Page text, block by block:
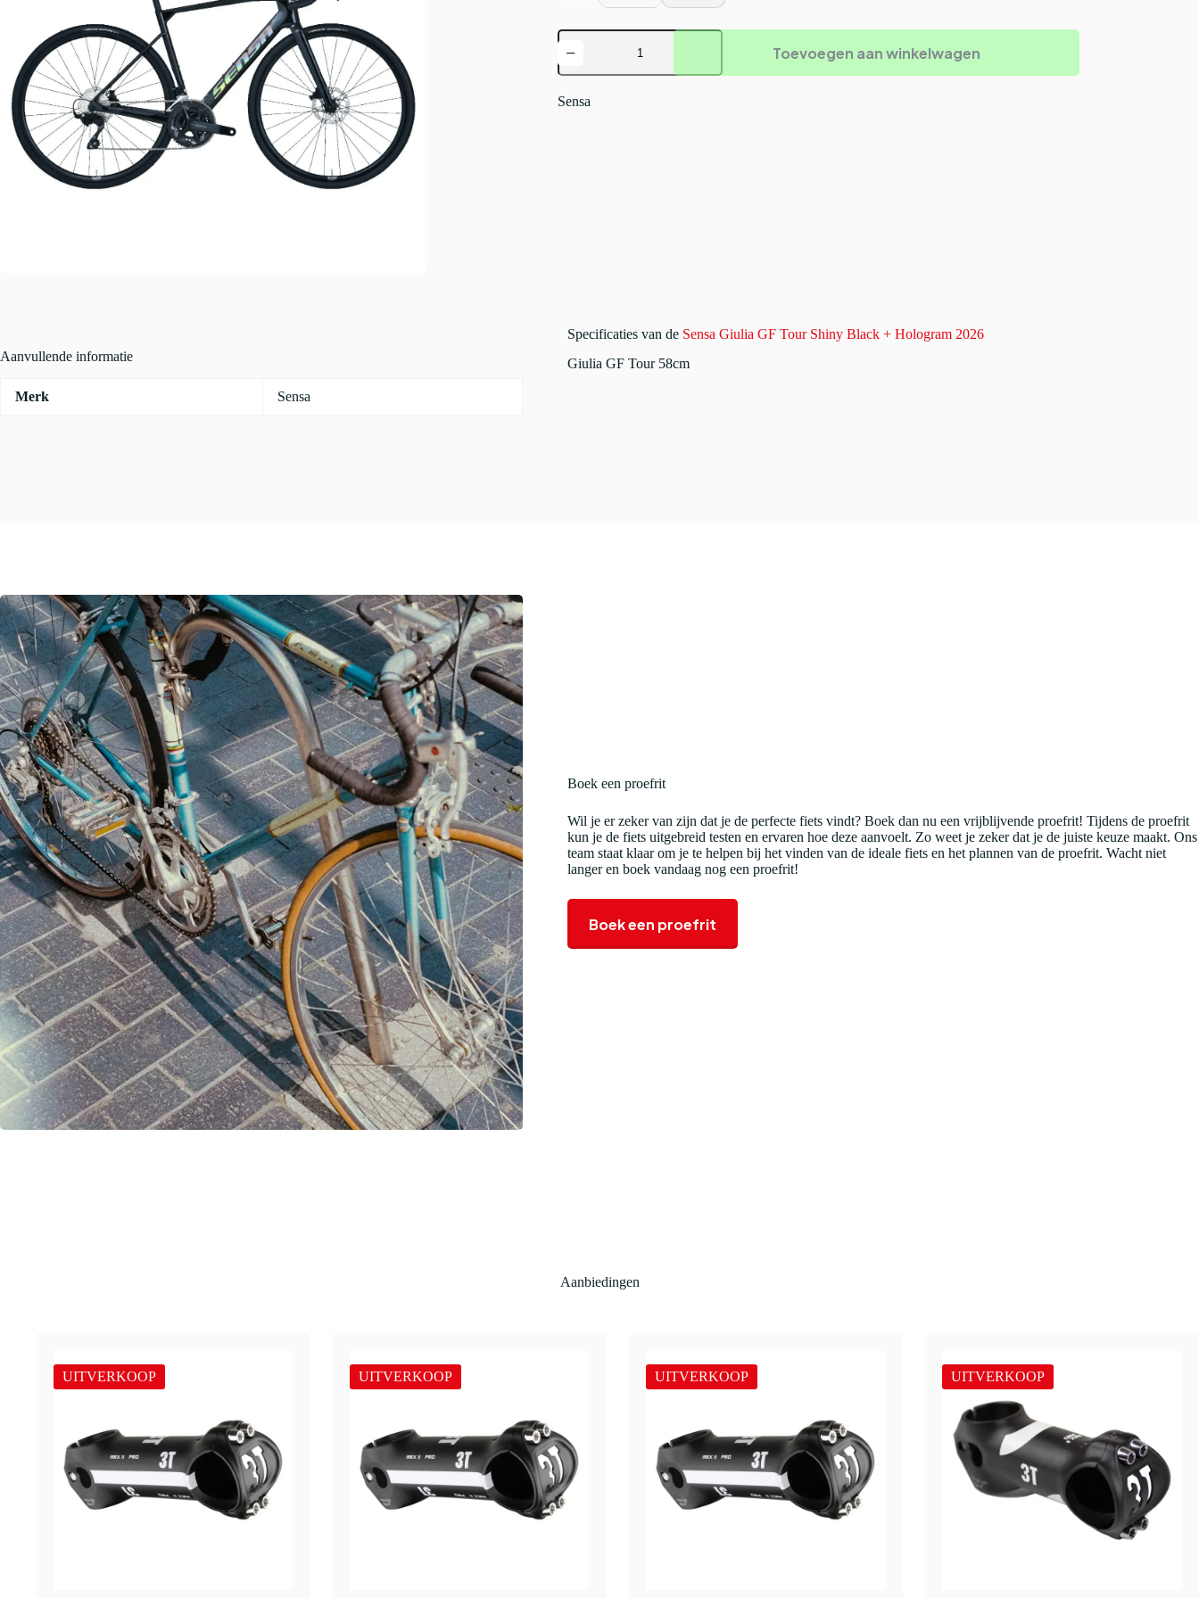
Sensa
Giulia
GF
Shiny
Toevoegen aan winkelwagen
Sensa
Specificaties van de Sensa Giulia GF Tour Shiny Black + Hologram 2026
Giulia GF Tour 58cm
Aanvullende informatie
Merk Sensa
Boek een proefrit
Wil je er zeker van zijn dat je de perfecte fiets vindt? Boek dan nu een vrijblijvende proefrit! Tijdens de proefrit
kun je de fiets uitgebreid testen en ervaren hoe deze aanvoelt. Zo weet je zeker dat je de juiste keuze maakt. Ons
team staat klaar om je te helpen bij het vinden van de ideale fiets en het plannen van de proefrit. Wacht niet
langer en boek vandaag nog een proefrit!
Boek een proefrit
Aanbiedingen
UITVERKOOP UITVERKOOP UITVERKOOP UITVERKOOP